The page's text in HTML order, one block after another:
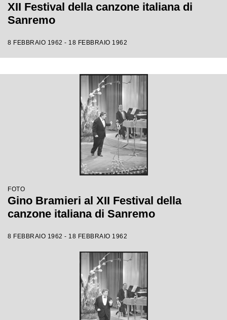
XII Festival della canzone italiana di
Sanremo
8 FEBBRAIO 1962 - 18 FEBBRAIO 1962
FOTO
Gino Bramieri al XII Festival della
canzone italiana di Sanremo
8 FEBBRAIO 1962 - 18 FEBBRAIO 1962